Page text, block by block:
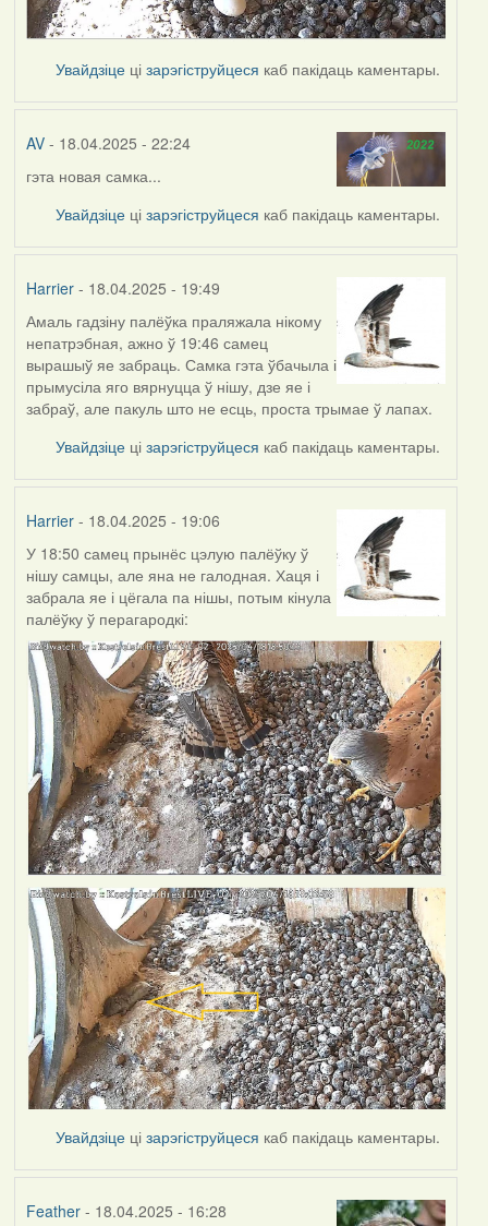
Увайдзіце цізарэгіструйцеся каб пакідаць каментары.
AV- 18.04.2025 - 22:24
гэта новая самка...
Увайдзіце цізарэгіструйцеся каб пакідаць каментары.
Harrier- 18.04.2025 - 19:49
Амаль гадзіну палёўка праляжала нікому
непатрэбная, ажно ў 19:46 самец
вырашыў яе забраць. Самка гэта ўбачыла і
прымусіла яго вярнуцца ў нішу, дзе яе і
забраў, але пакуль што не есць, проста трымае ў лапах.
Увайдзіце цізарэгіструйцеся каб пакідаць каментары.
Harrier- 18.04.2025 - 19:06
У 18:50 самец прынёс цэлую палёўку ў
нішу самцы, але яна не галодная. Хаця і
забрала яе і цёгала па нішы, потым кінула
палёўку ў перагародкі:
Увайдзіце цізарэгіструйцеся каб пакідаць каментары.
Feather- 18.04.2025 - 16:28